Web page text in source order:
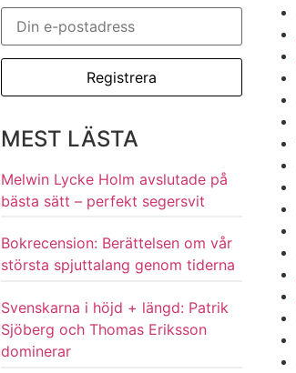
MEST LÄSTA
Melwin Lycke Holm avslutade på
bästa sätt – perfekt segersvit
Bokrecension: Berättelsen om vår
största spjuttalang genom tiderna
Svenskarna i höjd + längd: Patrik
Sjöberg och Thomas Eriksson
dominerar